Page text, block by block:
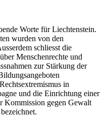
Worte für Liechtenstein.
wurden von den
schliesst die
Menschenrechte und
zur Stärkung der
in
und die Einrichtung einer
Kommission gegen Gewalt